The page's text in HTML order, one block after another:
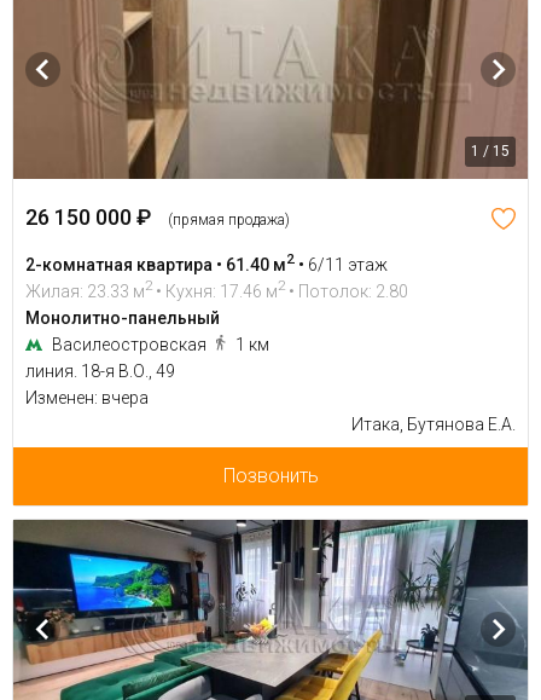
1 / 15
26 150 000 ₽ (прямая продажа)
2-комнатная квартира • 61.40 м2 • 6/11 этаж
Жилая: 23.33 м2 • Кухня: 17.46 м2 • Потолок: 2.80
Монолитно-панельный
Василеостровская
1 км
линия. 18-я В.О., 49
Изменен: вчера
Итака, Бутянова Е.А.
Позвонить